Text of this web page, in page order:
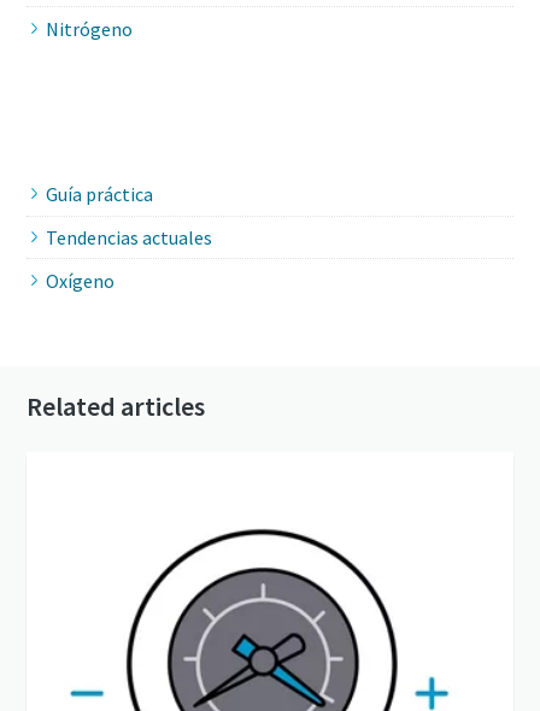
Nitrógeno
Guía práctica
Tendencias actuales
Oxígeno
Related articles